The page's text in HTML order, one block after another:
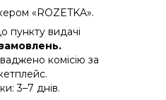
«ROZETKA».
пункту видачі
комісію за
3–7 днів.